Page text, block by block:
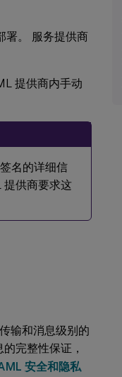
署。 服务提供商
提供商内手动
名的详细信
提供商要求这
输和消息级别的
完整性保证，
安全和隐私